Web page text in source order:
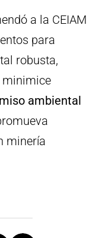
a la CEIAM
para
robusta,
minimice
ambiental
minería